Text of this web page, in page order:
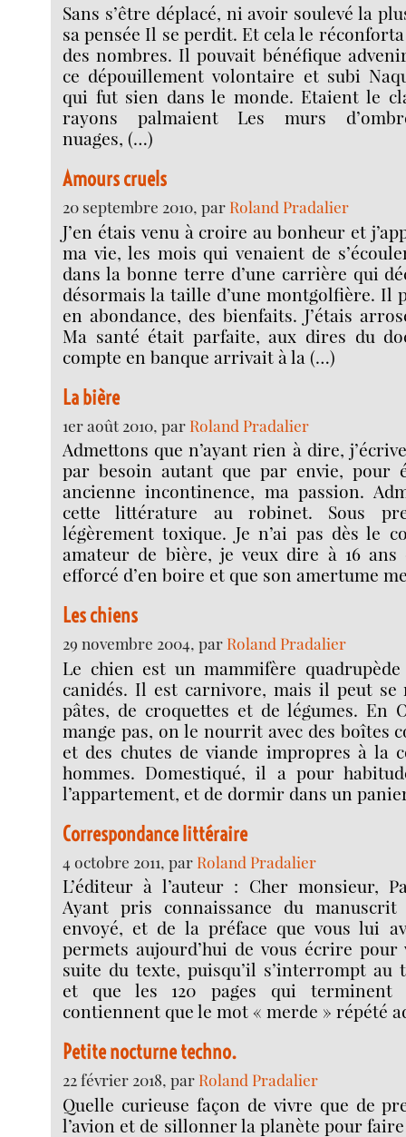
Sans s’être déplacé, ni avoir soulevé la
sa pensée Il se perdit. Et cela le réconforta
des nombres. Il pouvait bénéfique
ce dépouillement volontaire et subi
qui fut sien dans le monde. Etaient le
rayons palmaient Les murs
nuages, (…)
Amours cruels
20 septembre 2010, par Roland Pradalier
J’en étais venu à croire au bonheur et
ma vie, les mois qui venaient de
dans la bonne terre d’une carrière qui
désormais la taille d’une montgolfière. Il
en abondance, des bienfaits. J’étais
Ma santé était parfaite, aux dires du
compte en banque arrivait à la (…)
La bière
1er août 2010, par Roland Pradalier
Admettons que n’ayant rien à dire,
par besoin autant que par envie, pour
ancienne incontinence, ma passion.
cette littérature au robinet. Sous
légèrement toxique. Je n’ai pas dès le
amateur de bière, je veux dire à 16
efforcé d’en boire et que son amertume
Les chiens
29 novembre 2004, par Roland Pradalier
Le chien est un mammifère
canidés. Il est carnivore, mais il peut
pâtes, de croquettes et de légumes. En
mange pas, on le nourrit avec des boîtes
et des chutes de viande impropres à la
hommes. Domestiqué, il a pour
l’appartement, et de dormir dans un
Correspondance littéraire
4 octobre 2011, par Roland Pradalier
L’éditeur à l’auteur : Cher monsieur,
Ayant pris connaissance du manuscrit
envoyé, et de la préface que vous lui
permets aujourd’hui de vous écrire pour
suite du texte, puisqu’il s’interrompt au
et que les 120 pages qui terminent
contiennent que le mot « merde » répété
Petite nocturne techno.
22 février 2018, par Roland Pradalier
Quelle curieuse façon de vivre que de
l’avion et de sillonner la planète pour